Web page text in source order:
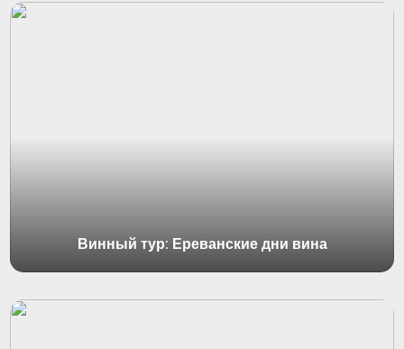
Винный тур: Ереванские дни вина